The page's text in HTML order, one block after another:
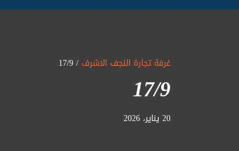
غرفة تجارة النجف الاشرف / 17/9
17/9
20 يناير، 2026